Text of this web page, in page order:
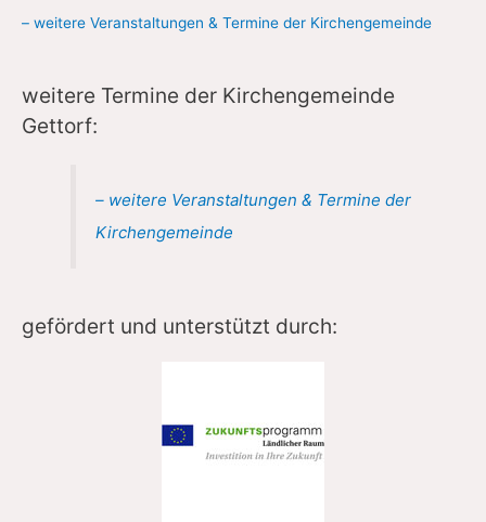
– weitere Veranstaltungen & Termine der Kirchengemeinde
weitere Termine der Kirchengemeinde
Gettorf:
– weitere Veranstaltungen & Termine der
Kirchengemeinde
gefördert und unterstützt durch: